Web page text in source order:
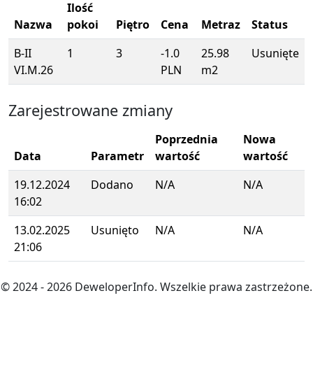
Nazwa
Ilość
pokoi
Piętro Cena Metraz
Status
B-II
VI.M.26
1 3
-1.0
PLN
25.98
m2
Usunięte
Zarejestrowane zmiany
Data Parametr
Poprzednia
wartość
Nowa
wartość
19.12.2024
16:02
Dodano N/A N/A
13.02.2025
21:06
Usunięto N/A N/A
© 2024- 2026 DeweloperInfo. Wszelkie prawa zastrzeżone.